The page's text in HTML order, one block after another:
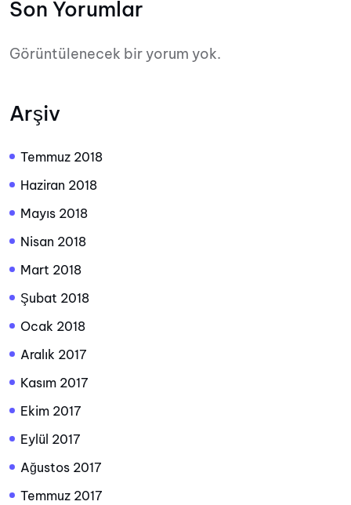
Son Yorumlar
Görüntülenecek bir yorum yok.
Arşiv
Temmuz 2018
Haziran 2018
Mayıs 2018
Nisan 2018
Mart 2018
Şubat 2018
Ocak 2018
Aralık 2017
Kasım 2017
Ekim 2017
Eylül 2017
Ağustos 2017
Temmuz 2017